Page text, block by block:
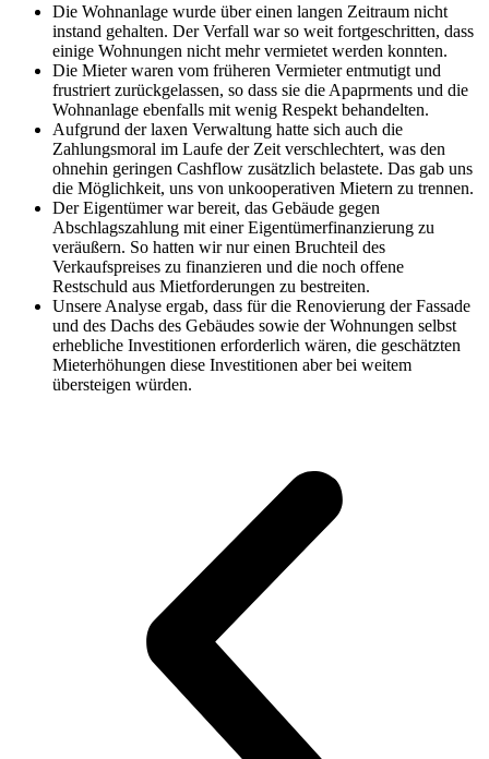
Die Wohnanlage wurde über einen langen Zeitraum nicht
instand gehalten. Der Verfall war so weit fortgeschritten, dass
einige Wohnungen nicht mehr vermietet werden konnten.
Die Mieter waren vom früheren Vermieter entmutigt und
frustriert zurückgelassen, so dass sie die Apaprments und die
Wohnanlage ebenfalls mit wenig Respekt behandelten.
Aufgrund der laxen Verwaltung hatte sich auch die
Zahlungsmoral im Laufe der Zeit verschlechtert, was den
ohnehin geringen Cashflow zusätzlich belastete. Das gab uns
die Möglichkeit, uns von unkooperativen Mietern zu trennen.
Der Eigentümer war bereit, das Gebäude gegen
Abschlagszahlung mit einer Eigentümerfinanzierung zu
veräußern. So hatten wir nur einen Bruchteil des
Verkaufspreises zu finanzieren und die noch offene
Restschuld aus Mietforderungen zu bestreiten.
Unsere Analyse ergab, dass für die Renovierung der Fassade
und des Dachs des Gebäudes sowie der Wohnungen selbst
erhebliche Investitionen erforderlich wären, die geschätzten
Mieterhöhungen diese Investitionen aber bei weitem
übersteigen würden.